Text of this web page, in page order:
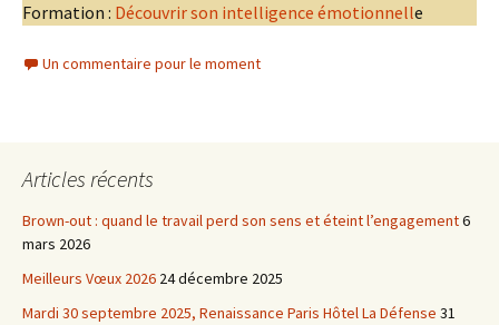
Formation : Découvrir son intelligence émotionnelle
Un commentaire pour le moment
Articles récents
Brown-out : quand le travail perd son sens et éteint l’engagement6
mars 2026
Meilleurs Vœux 2026 24 décembre 2025
Mardi 30 septembre 2025, Renaissance Paris Hôtel La Défense 31